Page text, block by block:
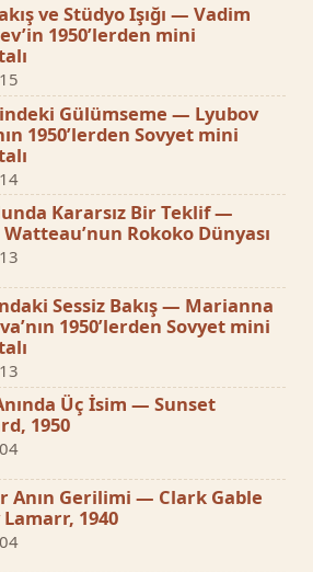
ve Stüdyo Işığı — Vadim
1950’lerden mini
Gülümseme — Lyubov
1950’lerden Sovyet mini
Kararsız Bir Teklif —
Rokoko Dünyası
Sessiz Bakış — Marianna
1950’lerden Sovyet mini
Üç İsim — Sunset
1950
Anın Gerilimi — Clark Gable
1940